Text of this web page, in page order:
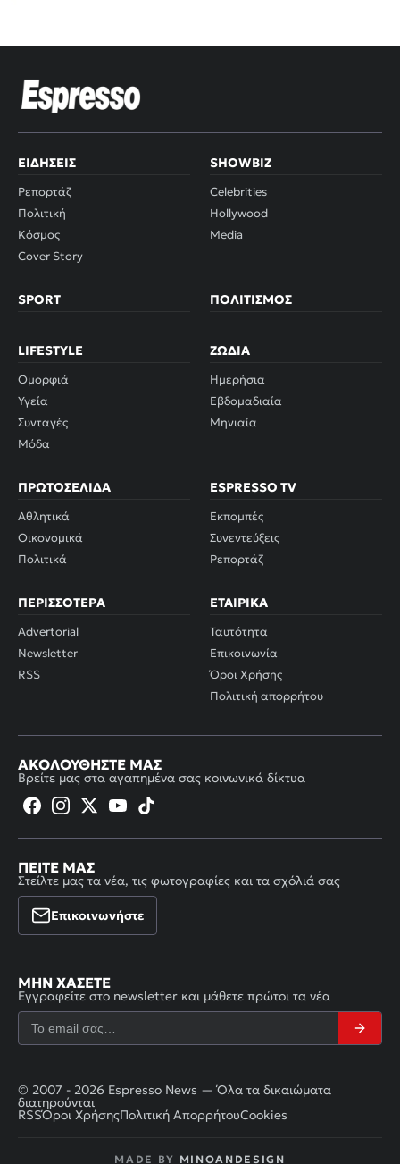
ΕΙΔΉΣΕΙΣ
Ρεπορτάζ
Πολιτική
Κόσμος
Cover Story
SHOWBIZ
Celebrities
Hollywood
Media
SPORT ΠΟΛΙΤΙΣΜΌΣ
LIFESTYLE
Ομορφιά
Υγεία
Συνταγές
Μόδα
ΖΏΔΙΑ
Ημερήσια
Εβδομαδιαία
Μηνιαία
ΠΡΩΤΟΣΈΛΙΔΑ
Αθλητικά
Οικονομικά
Πολιτικά
ESPRESSO TV
Εκπομπές
Συνεντεύξεις
Ρεπορτάζ
ΠΕΡΙΣΣΌΤΕΡΑ
Advertorial
Newsletter
RSS
ΕΤΑΙΡΙΚΆ
Ταυτότητα
Επικοινωνία
Όροι Χρήσης
Πολιτική απορρήτου
ΑΚΟΛΟΥΘΉΣΤΕ ΜΑΣ
Βρείτε μας στα αγαπημένα σας κοινωνικά δίκτυα
ΠΕΊΤΕ ΜΑΣ
Στείλτε μας τα νέα, τις φωτογραφίες και τα σχόλιά σας
Επικοινωνήστε
ΜΗΝ ΧΆΣΕΤΕ
Εγγραφείτε στο newsletter και μάθετε πρώτοι τα νέα
© 2007 - 2026 Espresso News — Όλα τα δικαιώματα
διατηρούνται
RSSΌροι ΧρήσηςΠολιτική ΑπορρήτουCookies
MADE BY MINOANDESIGN